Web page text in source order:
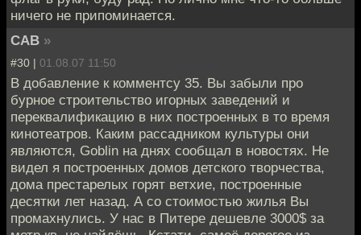
ничего не припоминается.
CAB »
#30 | 01.08.07 11:50
В добавление к комментсу 35. Вы забыли про
бурное строительство игорных заведений и
переквалификацию в них построенных в то время
кинотеатров. Каким рассадником культуры они
являются, Goblin на днях сообщал в новостях. Не
видел я построенных домов детского творчества,
дома престарелых горят ветхие, построенные
десятки лет назад. А со стоимостью жилья Вы
промахнулись. У нас в Питере дешевле 3000$ за